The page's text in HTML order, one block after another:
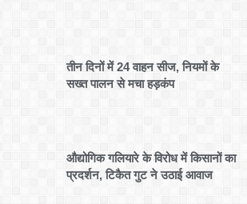
तीन दिनों में 24 वाहन सीज, नियमों के
सख्त पालन से मचा हड़कंप
औद्योगिक गलियारे के विरोध में किसानों का
प्रदर्शन, टिकैत गुट ने उठाई आवाज